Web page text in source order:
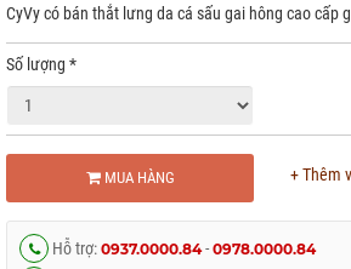
CyVy có bán thắt lưng da cá sấu gai hông cao cấp
Số lượng *
MUA HÀNG + Thêm
Hỗ trợ: 0937.0000.84- 0978.0000.84